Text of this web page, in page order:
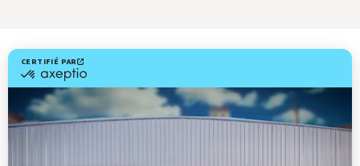
Livraison gratuite
Fabrication Française